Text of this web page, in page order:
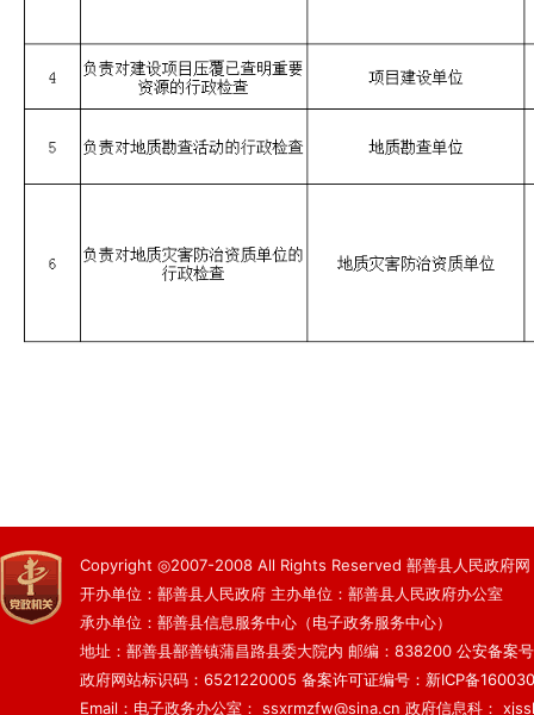
Copyright ◎2007-2008 All Rights Reserved 鄯善县人民政府网
开办单位：鄯善县人民政府 主办单位：鄯善县人民政府办公室
承办单位：鄯善县信息服务中心（电子政务服务中心）
地址：鄯善县鄯善镇蒲昌路县委大院内 邮编：838200 公安备案
政府网站标识码：6521220005 备案许可证编号：新ICP备
Email：电子政务办公室： ssxrmzfw@sina.cn 政府信息科：